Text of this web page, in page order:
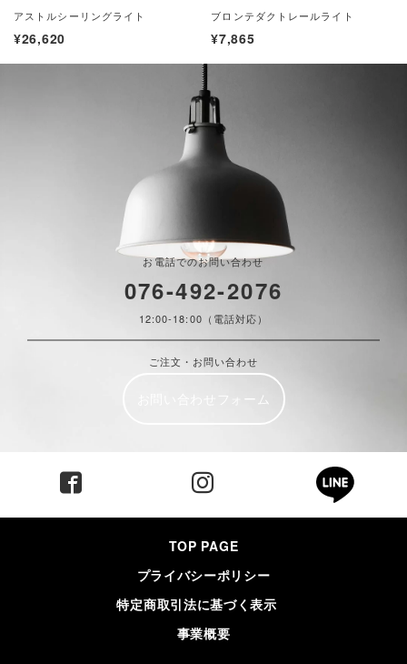
アストルシーリングライト
¥26,620
ブロンテダクトレールライト
¥7,865
お電話でのお問い合わせ
076-492-2076
12:00-18:00（電話対応）
ご注文・お問い合わせ
お問い合わせフォーム
TOP PAGE
プライバシーポリシー
特定商取引法に基づく表示
事業概要